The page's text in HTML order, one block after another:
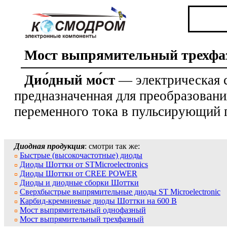
Мост выпрямительный
Дио́дный мо́ст — электрическая
предназначенная для
переменного тока в пульсирующий
Диодная продукция: смотри так же:
Быстрые (высокочастотные) диоды
Диоды Шоттки от STMicroelectronics
Диоды Шоттки от CREE POWER
Диоды и диодные сборки Шоттки
Сверхбыстрые выпрямительные диоды ST Microelectronic
Карбид-кремниевые диоды Шоттки на 600 В
Мост выпрямительный однофазный
Мост выпрямительный трехфазный